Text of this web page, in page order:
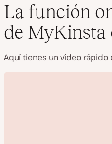
La función
de MyKinsta
Aquí tienes un vídeo rápido